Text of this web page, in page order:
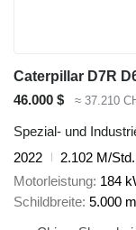
Caterpillar D7R
46.000 $
≈ 37.210
Spezial- und
2022
2.102 M/Std.
Motorleistung 184
Schildbreite 5.000